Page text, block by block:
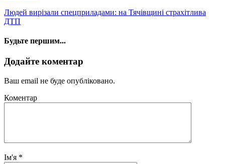
Людей вирізали спецприладами: на Тячівщині страхітлива
ДТП
Будьте першим...
Додайте коментар
Ваш email не буде опубліковано.
Коментар
Ім'я *